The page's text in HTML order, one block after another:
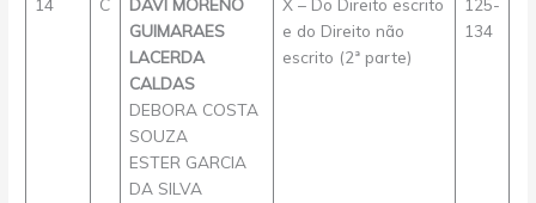
14 C
DAVI MORENO
GUIMARAES
LACERDA
CALDAS
DEBORA COSTA
SOUZA
ESTER GARCIA
DA SILVA
X – Do Direito escrito
e do Direito não
escrito (2ª parte)
125-
134